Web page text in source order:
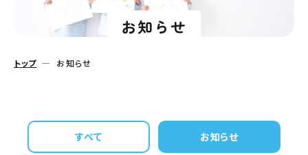
お知らせ
トップ お知らせ
すべて お知らせ